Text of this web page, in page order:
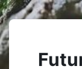
মাইন্ কনটেন্ট বাদ দিন